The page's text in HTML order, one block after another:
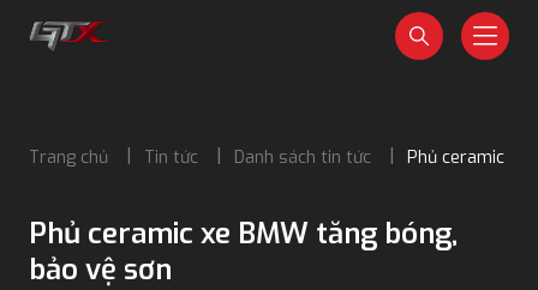
Trang chủ Tin tức Danh sách tin tức Phủ ceramic xe
Phủ ceramic xe BMW tăng bóng,
bảo vệ sơn